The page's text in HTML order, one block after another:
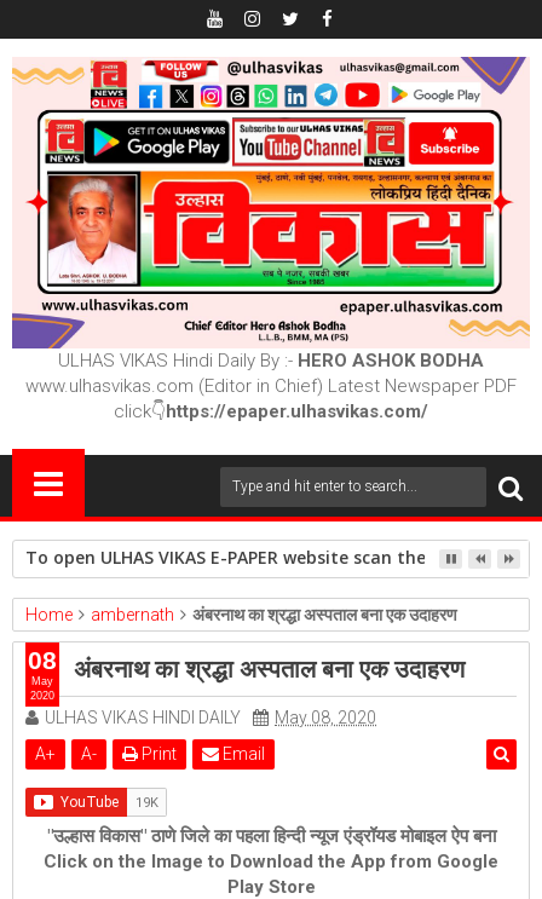
ULHAS VIKAS Hindi Daily By :- HERO ASHOK BODHA
www.ulhasvikas.com (Editor in Chief) Latest Newspaper PDF
click👇https://epaper.ulhasvikas.com/
To open ULHAS VIKAS E-PAPER website scan the QR
Home ambernath अंबरनाथ का श्रद्धा अस्पताल बना एक उदाहरण
अंबरनाथ का श्रद्धा अस्पताल बना एक उदाहरण
ULHAS VIKAS HINDI DAILY
May 08, 2020
A+ A- Print Email
"उल्हास विकास" ठाणे जिले का पहला हिन्दी न्यूज एंड्रॉयड मोबाइल ऐप बना
Click on the Image to Download the App from Google
Play Store
08
May
2020